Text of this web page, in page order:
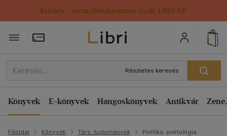
Kulacs / strandtáska most csak 1499 Ft!
Törzsvásárlói Kártya adatai
Részletes keresés
Könyvek E-könyvek Hangoskönyvek Antikvár
Főoldal Könyvek Társ. tudományok Politika, politológia